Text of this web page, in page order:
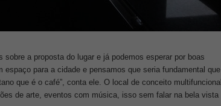
a proposta do lugar e já podemos esperar por boas
espaço para a cidade e pensamos que seria fundamental que
que é o café”, conta ele. O local de conceito multifuncional
de arte, eventos com música, isso sem falar na bela vista